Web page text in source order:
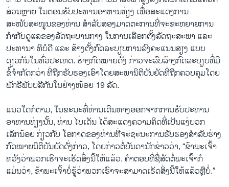
ສ່ວນຫຼາຍ ໃນຕອນຮັບປະທານອາຫານທ່ຽງ ເພື່ອສະແດງການ
ສະໜັບສະໜູນຂອງທ່ານ ສຳລັບສອງມາດຕະການທີ່ຈະຂະຫຍາຍການ
ກຳກັບດູແລຂອງລັດຖະບານກາງ ໃນການເລືອກຕັ້ງລັດຖະສະພາ ແລະ
ປະທານາ ທິບໍດີ ແລະ ສ້າງຕັ້ງກົດລະບຽບການລົງຄະແນນສຽງ ແບບ
ດຽວກັນໃນທົ່ວປະເທດ. ຮ່າງກົດໝາຍດັ່ງ ກ່າວຈະລົບລ້າງກົດລະບຽບທີ່ມີ
ຂໍ້ຈຳກັດກວ່າ ທີ່ຖືກຮັບຮອງເອົາໂດຍສະພານິຕິບັນຍັດທີ່ຖືກຄວບຄຸມໂດຍ
ພັກຣີພັບບລີກັນໃນຢ່າງໜ້ອຍ 19 ລັດ.
ແນວໃດກໍຕາມ, ໃນຂະນະທີ່ທ່ານເດີນທາງອອກຈາກການຮັບປະທານ
ອາຫານທ່ຽງນັ້ນ, ທ່ານ ໄບເດັນ ໄດ້ສະແດງຄວາມຄິດທີ່ເປັນແງ່ບວກ
ເລັກນ້ອຍ ກ່ຽວກັບ ໂອກາດຂອງທ່ານທີ່ຈະຊະນະການຮັບຮອງສຳລັບຮ່າງ
ກົດໝາຍນິຕິບັນຍັດດັ່ງກ່າວ, ໂດຍກ່າວຕໍ່ບັນດານັກຂ່າວວ່າ, “ຂ້າພະເຈົ້າ
ຫວັງວ່າພວກເຮົາຈະເຮັດສິ່ງນີ້ໃຫ້ແລ້ວ. ຄຳຕອບທີ່ຊື່ສັດຕໍ່ພະເຈົ້າກໍ
ແມ່ນວ່າ, ຂ້າພະເຈົ້າບໍ່ຮູ້ວ່າພວກເຮົາຈະສາມາດເຮັດສິ່ງນີ້ໃຫ້ແລ້ວຫຼືບໍ່.”